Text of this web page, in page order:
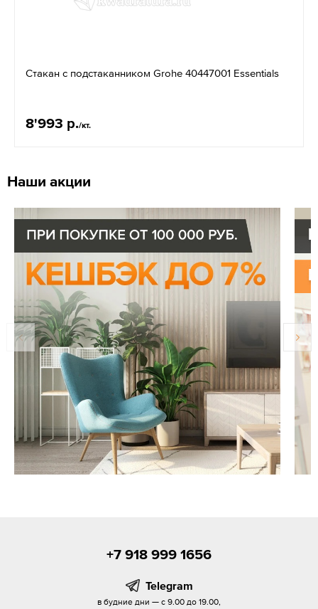
Стакан с подстаканником Grohe 40447001 Essentials
8'993 р./кт.
Наши акции
+7 918 999 1656
Telegram
в будние дни — с 9.00 до 19.00,